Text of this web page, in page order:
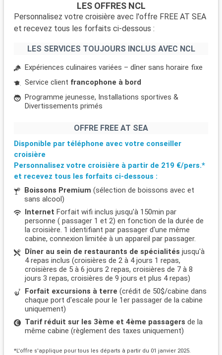
LES OFFRES NCL
Personnalisez votre croisière avec l'offre FREE AT SEA
et recevez tous les forfaits ci-dessous :
LES SERVICES TOUJOURS INCLUS AVEC NCL
Expériences culinaires variées – dîner sans horaire fixe
Service client francophone à bord
Programme jeunesse, Installations sportives &
Divertissements primés
OFFRE FREE AT SEA
Disponible par téléphone avec votre conseiller
croisière
Personnalisez votre croisière à partir de 219 €/pers.*
et recevez tous les forfaits ci-dessous :
Boissons Premium (sélection de boissons avec et
sans alcool)
Internet Forfait wifi inclus jusqu'à 150min par
personne ( passager 1 et 2) en fonction de la durée de
la croisière. 1 identifiant par passager d'une même
cabine, connexion limitée à un appareil par passager.
Dîner au sein de restaurants de spécialités jusqu'à
4 repas inclus (croisières de 2 à 4 jours 1 repas,
croisières de 5 à 6 jours 2 repas, croisières de 7 à 8
jours 3 repas, croisières de 9 jours et plus 4 repas)
Forfait excursions à terre (crédit de 50$/cabine dans
chaque port d'escale pour le 1er passager de la cabine
uniquement)
Tarif réduit sur les 3ème et 4ème passagers de la
même cabine (règlement des taxes uniquement)
*L'offre s'applique pour tous les départs à partir du 01 janvier 2025.